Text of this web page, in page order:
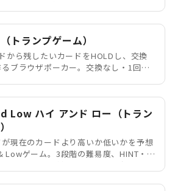
トランプゲーム）
から残したいカードをHOLDし、交換
ブラウザポーカー。交換なし・1回・2
Low ハイ アンド ロー（トラン
現在のカードより高いか低いかを予想
Lowゲーム。3段階の難易度、HINT・
ボボーナスに対応し、ライフがなくな